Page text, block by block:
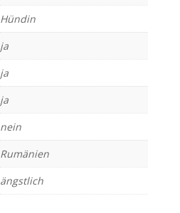
Hündin
ja
ja
ja
nein
Rumänien
ängstlich